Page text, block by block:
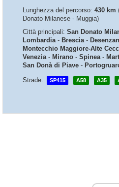
Lunghezza del percorso: 430 km
Donato Milanese - Muggia)
Città principali: San Donato
Lombardia- Brescia-
Montecchio Maggiore-Alte
Venezia- Mirano - Spinea-
San Donà di Piave -
Strade:
SP415 A58 A35